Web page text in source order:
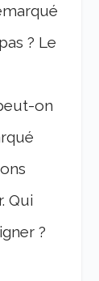
? Le
on
Qui
?